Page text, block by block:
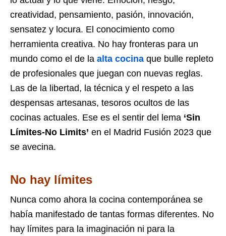
creatividad, pensamiento, pasión, innovación,
sensatez y locura. El conocimiento como
herramienta creativa. No hay fronteras para un
mundo como el de la alta cocina que bulle repleto
de profesionales que juegan con nuevas reglas.
Las de la libertad, la técnica y el respeto a las
despensas artesanas, tesoros ocultos de las
cocinas actuales. Ese es el sentir del lema ‘Sin
Límites-No Limits’ en el Madrid Fusión 2023 que
se avecina.
No hay límites
Nunca como ahora la cocina contemporánea se
había manifestado de tantas formas diferentes. No
hay límites para la imaginación ni para la